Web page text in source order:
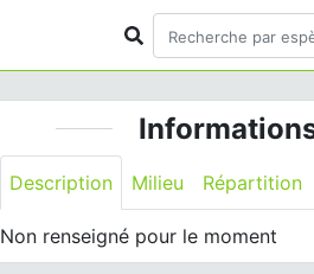
Description Milieu Répartition
Non renseigné pour le moment